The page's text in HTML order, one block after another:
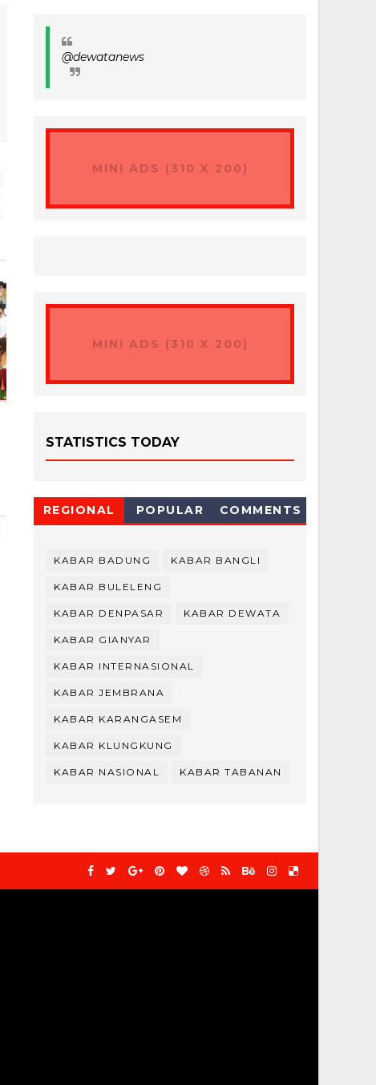
@dewatanews
MINI ADS (310 X 200)
MINI ADS (310 X 200)
STATISTICS TODAY
REGIONAL POPULAR COMMENTS
KABAR BADUNG KABAR BANGLI
KABAR BULELENG
KABAR DENPASAR KABAR DEWATA
KABAR GIANYAR
KABAR INTERNASIONAL
KABAR JEMBRANA
KABAR KARANGASEM
KABAR KLUNGKUNG
KABAR NASIONAL KABAR TABANAN